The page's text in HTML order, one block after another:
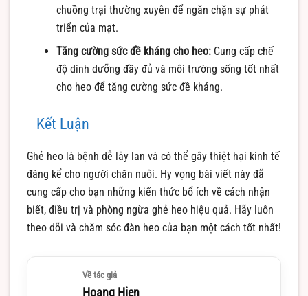
chuồng trại thường xuyên để ngăn chặn sự phát
triển của mạt.
Tăng cường sức đề kháng cho heo:Cung cấp chế
độ dinh dưỡng đầy đủ và môi trường sống tốt nhất
cho heo để tăng cường sức đề kháng.
Kết Luận
Ghẻ heo là bệnh dễ lây lan và có thể gây thiệt hại kinh tế
đáng kể cho người chăn nuôi. Hy vọng bài viết này đã
cung cấp cho bạn những kiến thức bổ ích về cách nhận
biết, điều trị và phòng ngừa ghẻ heo hiệu quả. Hãy luôn
theo dõi và chăm sóc đàn heo của bạn một cách tốt nhất!
Về tác giả
Hoang Hien